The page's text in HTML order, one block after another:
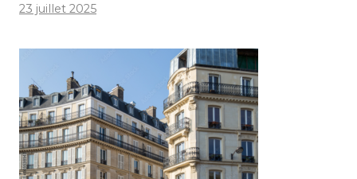
23 juillet 2025